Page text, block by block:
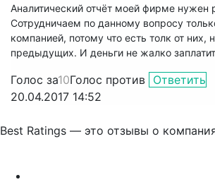
Аналитический отчёт моей фирме нужен
Сотрудничаем по данному вопросу
компанией, потому что есть толк от них,
предыдущих. И деньги не жалко
Голос за10Голос против Ответить
20.04.2017 14:52
Best Ratings — это отзывы о